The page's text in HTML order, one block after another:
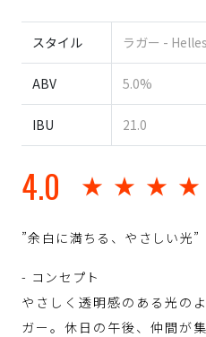
スタイル ラガー -
ABV 5.0%
IBU 21.0
4.0
”余白に満ちる、やさしい光”
- コンセプト
やさしく透明感のある光の
ガー。休日の午後、仲間が